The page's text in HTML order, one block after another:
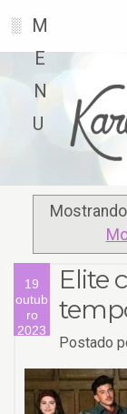
░
M
E
N
U
19
outub
ro
2023
Elite
Postado